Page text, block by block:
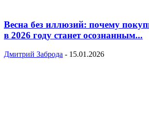
Весна без иллюзий: почему
в 2026 году станет осознанным...
Дмитрий Заброда - 15.01.2026